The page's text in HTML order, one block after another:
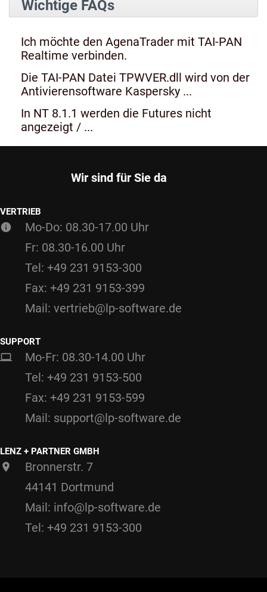
Wichtige FAQs
Ich möchte den AgenaTrader mit TAI-PAN
Realtime verbinden.
Die TAI-PAN Datei TPWVER.dll wird von der
Antivierensoftware Kaspersky ...
In NT 8.1.1 werden die Futures nicht
angezeigt / ...
Wir sind für Sie da
VERTRIEB
Mo-Do: 08.30-17.00 Uhr
Fr: 08.30-16.00 Uhr
Tel: +49 231 9153-300
Fax: +49 231 9153-399
Mail: vertrieb@lp-software.de
SUPPORT
Mo-Fr: 08.30-14.00 Uhr
Tel: +49 231 9153-500
Fax: +49 231 9153-599
Mail: support@lp-software.de
LENZ + PARTNER GMBH
Bronnerstr. 7
44141 Dortmund
Mail: info@lp-software.de
Tel: +49 231 9153-300